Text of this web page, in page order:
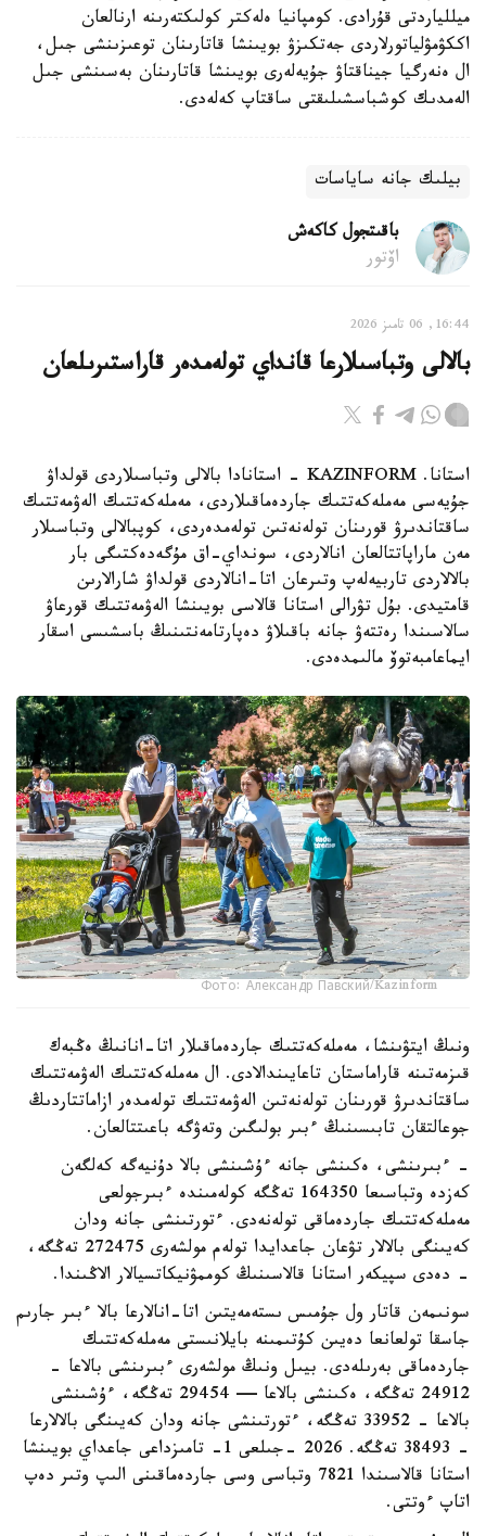
ميللياردتى قۇرادى. كومپانيا ەلەكتر كولىكتەرىنە ارنالعان
اككۋمۋلياتورلاردى جەتكىزۋ بويىنشا قاتارىنان توعىزىنشى جىل،
ال ەنەرگيا جيناقتاۋ جۇيەلەرى بويىنشا قاتارىنان بەسىنشى جىل
الەمدىك كوشباسشىلىقتى ساقتاپ كەلەدى.
بيلىك جانە ساياسات
باقىتجول كاكەش
اۆتور
16:44, 06 تامىز 2026
بالالى وتباسىلارعا قانداي تولەمدەر قاراستىرىلعان
استانا. KAZINFORM - استانادا بالالى وتباسىلاردى قولداۋ
جۇيەسى مەملەكەتتىك جاردەماقىلاردى، مەملەكەتتىك الەۋمەتتىك
ساقتاندىرۋ قورىنان تولەنەتىن تولەمدەردى، كوپبالالى وتباسىلار
مەن ماراپاتتالعان انالاردى، سونداي-اق مۇگەدەكتىگى بار
بالالاردى تاربيەلەپ وتىرعان اتا-انالاردى قولداۋ شارالارىن
قامتيدى. بۇل تۋرالى استانا قالاسى بويىنشا الەۋمەتتىك قورعاۋ
سالاسىندا رەتتەۋ جانە باقىلاۋ دەپارتامەنتىنىڭ باسشىسى اسقار
ايماعامبەتوۆ مالىمدەدى.
Фото: Александр Павский/Kazinform
ونىڭ ايتۋىنشا، مەملەكەتتىك جاردەماقىلار اتا-انانىڭ ەڭبەك
قىزمەتىنە قاراماستان تاعايىندالادى. ال مەملەكەتتىك الەۋمەتتىك
ساقتاندىرۋ قورىنان تولەنەتىن الەۋمەتتىك تولەمدەر ازاماتتاردىڭ
جوعالتقان تابىسىنىڭ ءبىر بولىگىن وتەۋگە باعىتتالعان.
- ءبىرىنشى، ەكىنشى جانە ءۇشىنشى بالا دۇنيەگە كەلگەن
كەزدە وتباسىعا 164350 تەڭگە كولەمىندە ءبىرجولعى
مەملەكەتتىك جاردەماقى تولەنەدى. ءتورتىنشى جانە ودان
كەيىنگى بالالار تۋعان جاعدايدا تولەم مولشەرى 272475 تەڭگە،
- دەدى سپيكەر استانا قالاسىنىڭ كوممۋنيكاتسيالار الاڭىندا.
سونىمەن قاتار ول جۇمىس ىستەمەيتىن اتا-انالارعا بالا ءبىر جارىم
جاسقا تولعانعا دەيىن كۇتىمىنە بايلانىستى مەملەكەتتىك
جاردەماقى بەرىلەدى. بيىل ونىڭ مولشەرى ءبىرىنشى بالاعا -
24912 تەڭگە، ەكىنشى بالاعا — 29454 تەڭگە، ءۇشىنشى
بالاعا - 33952 تەڭگە، ءتورتىنشى جانە ودان كەيىنگى بالالارعا
- 38493 تەڭگە. 2026 -جىلعى 1- تامىزداعى جاعداي بويىنشا
استانا قالاسىندا 7821 وتباسى وسى جاردەماقىنى الىپ وتىر دەپ
اتاپ ءوتتى.